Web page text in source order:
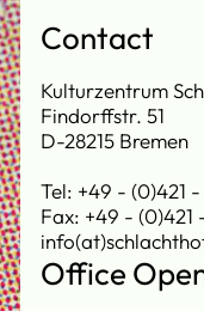
Contact
Kulturzentrum
Findorffstr. 51
D-28215 Bremen
Tel: +49 - (0)421
Fax: +49 - (0)421
Office